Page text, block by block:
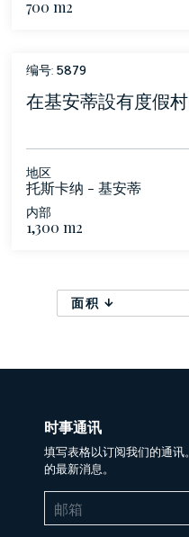
700 m2
编号:5879
在基安蒂設有度假
地区
托斯卡纳 - 基安蒂
内部
1,300 m2
面积
时事通讯
填写表格以订阅我们的通
的最新消息。